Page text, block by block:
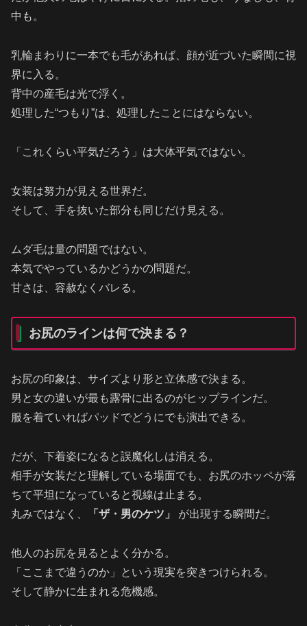
中も。
乳輪まわりに一本でも毛があれば、顔が近づいた瞬間に視
界に入る。
背中の産毛は光で浮く。
処理した“つもり”は、処理したことにはならない。
「これくらい平気だろう」は大体平気ではない。
女装は努力が見える世界だ。
そして、手を抜いた部分も同じだけ見える。
ムダ毛は量の問題ではない。
本気でやっているかどうかの問題だ。
甘さは、容赦なくバレる。
お尻のラインは何で決まる？
お尻の印象は、サイズより形と立体感で決まる。
男と女の違いが最も露骨に出るのがヒップラインだ。
服を着ていればパッドでどうにでも演出できる。
だが、下着姿になると誤魔化しは消える。
相手が女装だと理解している場面でも、お尻のホッペが落
ちて平坦になっていると視線は止まる。
丸みではなく、
「ザ・男のケツ」 が出現する瞬間だ。
他人のお尻を見るとよく分かる。
「ここまで違うのか」という現実を突きつけられる。
そして静かに生まれる危機感。